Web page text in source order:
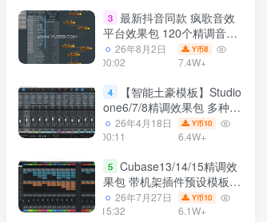
3 最新抖音同款 疯歌音效
平台效果包 120个精调音效
包+软件自带170个音效
+600个插件 带安装教程全
26年8月2日
00:02
Y币8
7.4W+
4
【智能土豪模板】Studio
one6/7/8精调效果包 多种效
果模式可选 声卡调试好预设
带插件全套文件
26年4月18日
00:11
Y币10
6.4W+
5 Cubase13/14/15精调效
果包 带机架插件预设模板
声卡调试好效果工程文件
26年7月27日
15:32
Y币10
6.1W+